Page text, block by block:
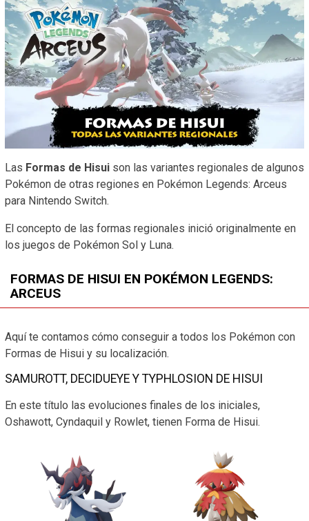
Las Formas de Hisui son las variantes regionales de algunos
Pokémon de otras regiones en Pokémon Legends: Arceus
para Nintendo Switch.
El concepto de las formas regionales inició originalmente en
los juegos de Pokémon Sol y Luna.
FORMAS DE HISUI EN POKÉMON LEGENDS:
ARCEUS
Aquí te contamos cómo conseguir a todos los Pokémon con
Formas de Hisui y su localización.
SAMUROTT, DECIDUEYE Y TYPHLOSION DE HISUI
En este título las evoluciones finales de los iniciales,
Oshawott, Cyndaquil y Rowlet, tienen Forma de Hisui.